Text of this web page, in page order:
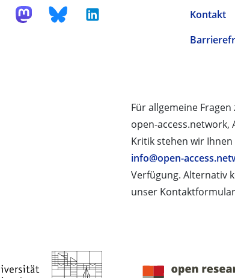
Kontakt
Für allgemeine
open-access.network,
Kritik stehen wir
info@open-
Verfügung. Alternativ
unser